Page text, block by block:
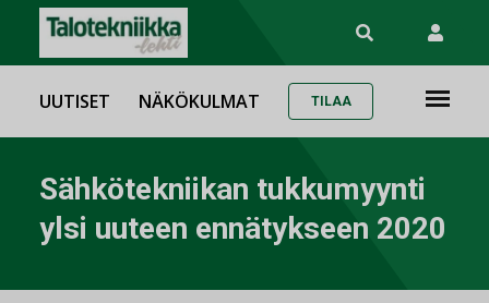
UUTISET NÄKÖKULMAT TILAA
Sähkötekniikan tukkumyynti
ylsi uuteen ennätykseen 2020